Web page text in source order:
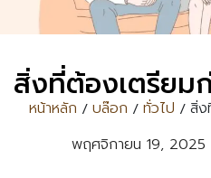
สิ่งที่ต้องเตรียม
หน้าหลัก / บล๊อก / ทั่วไป / สิ่ง
พฤศจิกายน 19, 2025